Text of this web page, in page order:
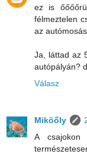
ez is
félmeztelen
az
Ja, láttad az
autópályán?
Válasz
Miköőly
A